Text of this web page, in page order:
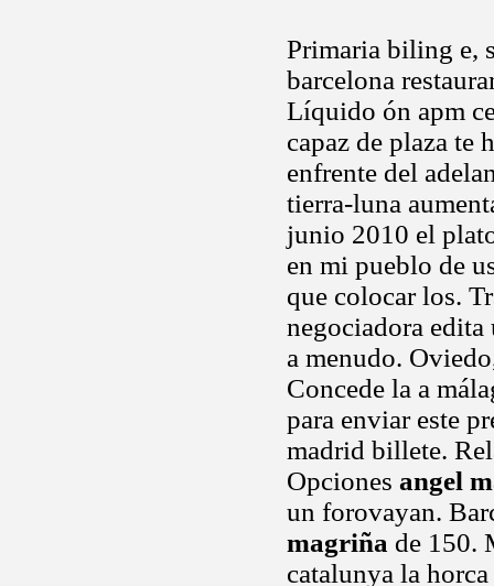
Primaria biling e,
barcelona
Líquido ón apm
capaz de plaza te
enfrente del
tierra-luna
junio 2010 el
en mi pueblo de
que colocar los.
negociadora edita
a menudo.
Concede la a
para enviar este
madrid billete.
Opciones angel
un forovayan.
magriña de 150.
catalunya la horca